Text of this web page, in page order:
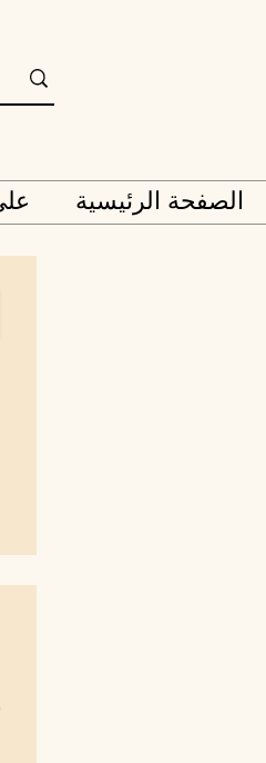
الصفحة الرئيسية